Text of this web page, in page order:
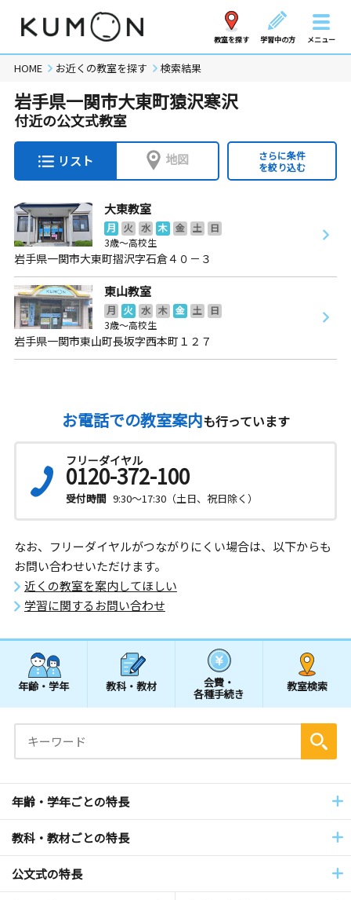
教室を探す 学習中の方 メニュー
HOME お近くの教室を探す 検索結果
岩手県一関市大東町猿沢寒沢
付近の公文式教室
リスト 地図
さらに条件
を絞り込む
大東教室
月 火 水 木 金 土
日
3歳～高校生
岩手県一関市大東町摺沢字石倉４０－３
東山教室
月 火 水 木 金 土
日
3歳～高校生
岩手県一関市東山町長坂字西本町１２７
お電話での教室案内も行っています
フリーダイヤル
0120-372-100
受付時間 9:30～17:30（土日、祝日除く）
なお、フリーダイヤルがつながりにくい場合は、以下からも
お問い合わせいただけます。
近くの教室を案内してほしい
学習に関するお問い合わせ
年齢・学年 教科・教材 会費・
各種手続き
教室検索
年齢・学年ごとの特長
教科・教材ごとの特長
公文式の特長